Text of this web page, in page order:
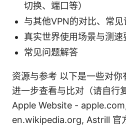
切换、端口等）
与其他VPN的对比、常
真实世界使用场景与测速
常见问题解答
资源与参考 以下是一些对
进一步查看与比对（请自行
Apple Website -
en.wikipedia.org, Astrill 官